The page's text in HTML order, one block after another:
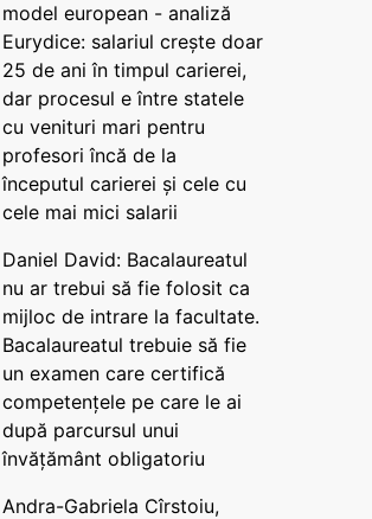
model european - analiză
Eurydice: salariul crește doar
25 de ani în timpul carierei,
dar procesul e între statele
cu venituri mari pentru
profesori încă de la
începutul carierei și cele cu
cele mai mici salarii
Daniel David: Bacalaureatul
nu ar trebui să fie folosit ca
mijloc de intrare la facultate.
Bacalaureatul trebuie să fie
un examen care certifică
competențele pe care le ai
după parcursul unui
învățământ obligatoriu
Andra-Gabriela Cîrstoiu,